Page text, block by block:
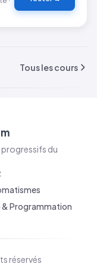
Tous les cours
du
& Programmation
réservés